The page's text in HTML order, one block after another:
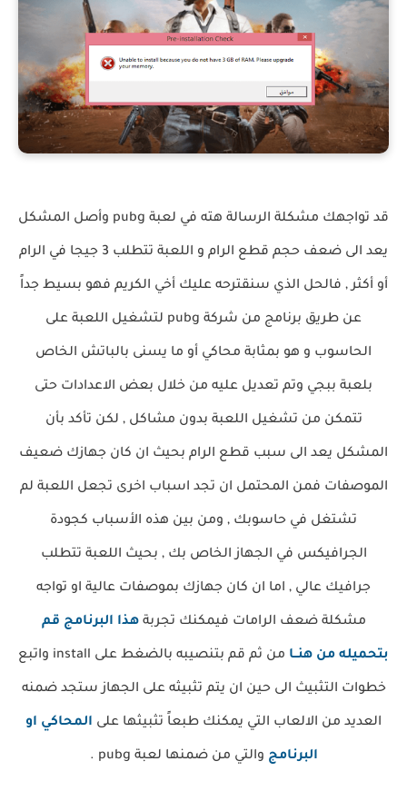
قد تواجهك مشكلة الرسالة هته في لعبة pubg وأصل المشكل
يعد الى ضعف حجم قطع الرام و اللعبة تتطلب 3 جيجا في الرام
أو أكثر , فالحل الذي سنقترحه عليك أخي الكريم فهو بسيط جداً
عن طريق برنامج من شركة pubg لتشغيل اللعبة على
الحاسوب و هو بمثابة محاكي أو ما يسنى بالباتش الخاص
بلعبة ببجي وتم تعديل عليه من خلال بعض الاعدادات حتى
تتمكن من تشغيل اللعبة بدون مشاكل , لكن تأكد بأن
المشكل يعد الى سبب قطع الرام بحيث ان كان جهازك ضعيف
الموصفات فمن المحتمل ان تجد اسباب اخرى تجعل اللعبة لم
تشتغل في حاسوبك , ومن بين هذه الأسباب كجودة
الجرافيكس في الجهاز الخاص بك , بحيث اللعبة تتطلب
جرافيك عالي , اما ان كان جهازك بموصفات عالية او تواجه
مشكلة ضعف الرامات فيمكنك تجربةهذا البرنامج قم
بتحميله من هنــا من ثم قم بتنصيبه بالضغط على install واتبع
خطوات التثبيث الى حين ان يتم تثبيثه على الجهاز ستجد ضمنه
العديد من الالعاب التي يمكنك طبعاً تثبيثها على المحاكي او
البرنامج والتي من ضمنها لعبة pubg .